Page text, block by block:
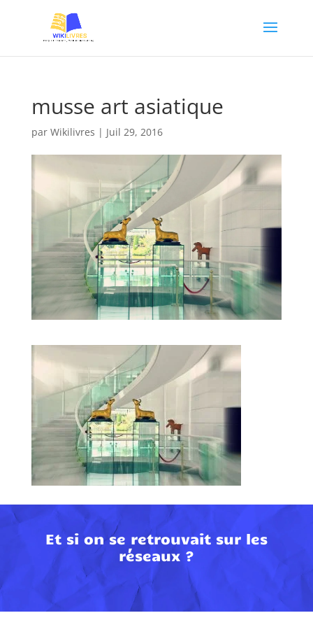
musse art asiatique
par Wikilivres | Juil 29, 2016
Et si on se retrouvait sur les
réseaux ?